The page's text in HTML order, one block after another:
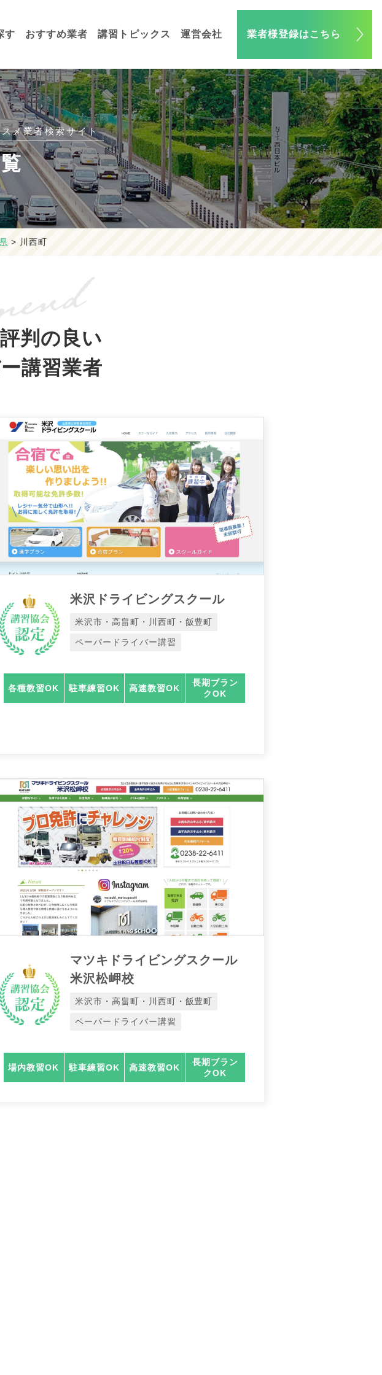
す おすすめ業者 講習トピックス 運営会社 業者様登録はこちら
メ業者検索サイト
> 川西町
判の良い
講習業者
米沢ドライビングスクール
米沢市・高畠町・川西町・飯豊町
ペーパードライバー講習
各種教習OK 駐車練習OK 高速教習OK
長期ブラン
クOK
マツキドライビングスクール
米沢松岬校
米沢市・高畠町・川西町・飯豊町
ペーパードライバー講習
場内教習OK 駐車練習OK 高速教習OK
長期ブラン
クOK